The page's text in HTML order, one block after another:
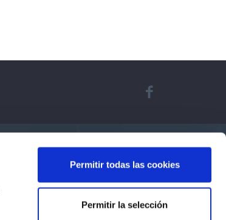
Permitir todas las cookies
Permitir la selección